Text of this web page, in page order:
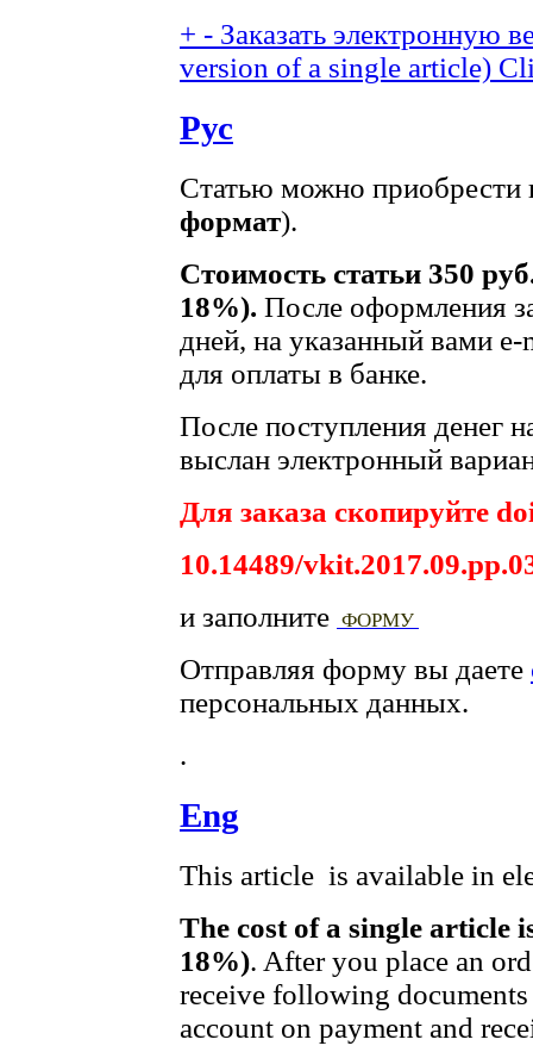
+ - Заказать электронную
version of a single article)
Рус
Статью можно приобрести
формат).
Стоимость статьи 350
18%). После оформления
дней, на указанный вами
для оплаты в банке.
После поступления денег
выслан электронный
Для заказа скопируйте
10.14489/
и заполните ФОРМУ
Отправляя форму вы даете
персональных данных.
.
Eng
This article is available in
The cost of a single article
18%). After you place an
receive following
account on payment and